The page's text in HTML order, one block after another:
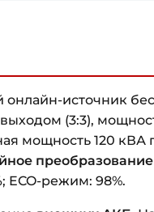
источник
(3:3),
мощность 120 кВА
; ECO-режим: 98%.